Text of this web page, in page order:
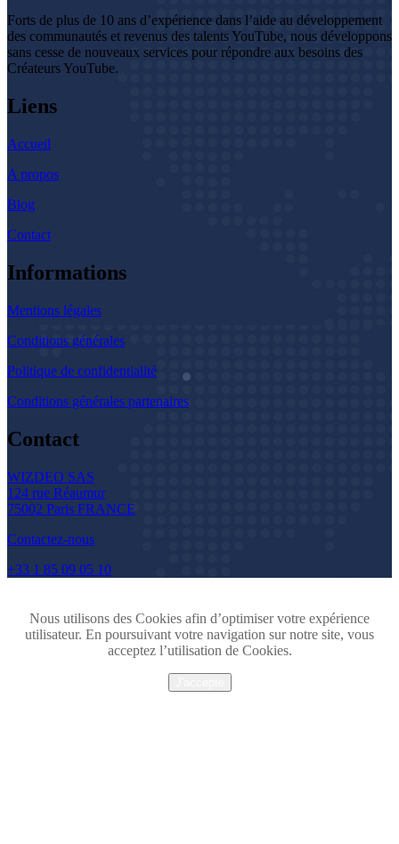
Forts de plus de 10 ans d’expérience dans l’aide au développement
des communautés et revenus des talents YouTube, nous développons
sans cesse de nouveaux services pour répondre aux besoins des
Créateurs YouTube.
Liens
Accueil
A propos
Blog
Contact
Informations
Mentions légales
Conditions générales
Politique de confidentialité
Conditions générales partenaires
Contact
WIZDEO SAS
124 rue Réaumur
75002 Paris FRANCE
Contactez-nous
+33 1 85 09 05 10
Nous utilisons des Cookies afin d’optimiser votre expérience
utilisateur. En poursuivant votre navigation sur notre site, vous
acceptez l’utilisation de Cookies.